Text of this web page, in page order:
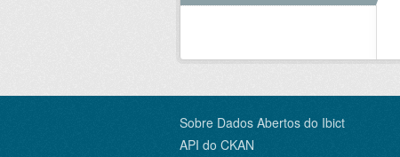
Sobre Dados Abertos do Ibict
API do CKAN